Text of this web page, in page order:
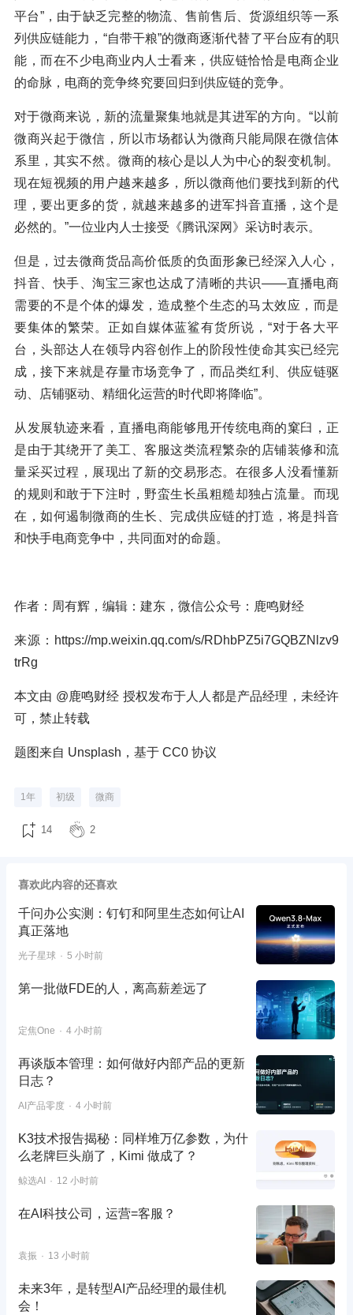
平台”，由于缺乏完整的物流、售前售后、货源组织等一系
列供应链能力，“自带干粮”的微商逐渐代替了平台应有的职
能，而在不少电商业内人士看来，供应链恰恰是电商企业
的命脉，电商的竞争终究要回归到供应链的竞争。
对于微商来说，新的流量聚集地就是其进军的方向。“以前
微商兴起于微信，所以市场都认为微商只能局限在微信体
系里，其实不然。微商的核心是以人为中心的裂变机制。
现在短视频的用户越来越多，所以微商他们要找到新的代
理，要出更多的货，就越来越多的进军抖音直播，这个是
必然的。”一位业内人士接受《腾讯深网》采访时表示。
但是，过去微商货品高价低质的负面形象已经深入人心，
抖音、快手、淘宝三家也达成了清晰的共识——直播电商
需要的不是个体的爆发，造成整个生态的马太效应，而是
要集体的繁荣。正如自媒体蓝鲨有货所说，“对于各大平
台，头部达人在领导内容创作上的阶段性使命其实已经完
成，接下来就是存量市场竞争了，而品类红利、供应链驱
动、店铺驱动、精细化运营的时代即将降临”。
从发展轨迹来看，直播电商能够甩开传统电商的窠臼，正
是由于其绕开了美工、客服这类流程繁杂的店铺装修和流
量采买过程，展现出了新的交易形态。在很多人没看懂新
的规则和敢于下注时，野蛮生长虽粗糙却独占流量。而现
在，如何遏制微商的生长、完成供应链的打造，将是抖音
和快手电商竞争中，共同面对的命题。
作者：周有辉，编辑：建东，微信公众号：鹿鸣财经
来源：https://mp.weixin.qq.com/s/RDhbPZ5i7GQBZNlzv9
trRg
本文由 @鹿鸣财经 授权发布于人人都是产品经理，未经许
可，禁止转载
题图来自 Unsplash，基于 CC0 协议
1年 初级 微商
14 2
喜欢此内容的还喜欢
千问办公实测：钉钉和阿里生态如何让AI
真正落地
光子星球 5 小时前
第一批做FDE的人，离高薪差远了
定焦One 4 小时前
再谈版本管理：如何做好内部产品的更新
日志？
AI产品零度 4 小时前
K3技术报告揭秘：同样堆万亿参数，为什
么老牌巨头崩了，Kimi 做成了？
鲸选AI 12 小时前
在AI科技公司，运营=客服？
袁振 13 小时前
未来3年，是转型AI产品经理的最佳机
会！